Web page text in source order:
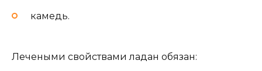
камедь.
Лечеными свойствами ладан обязан: